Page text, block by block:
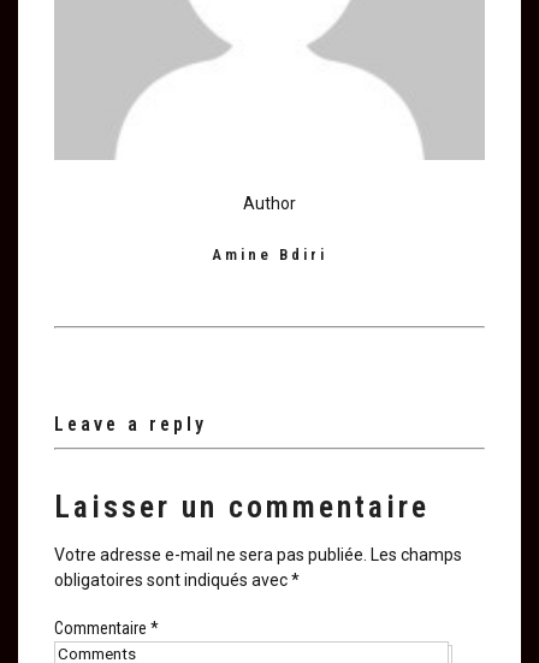
Author
Amine Bdiri
Leave a reply
Laisser un commentaire
Votre adresse e-mail ne sera pas publiée. Les champs
obligatoires sont indiqués avec*
Commentaire *